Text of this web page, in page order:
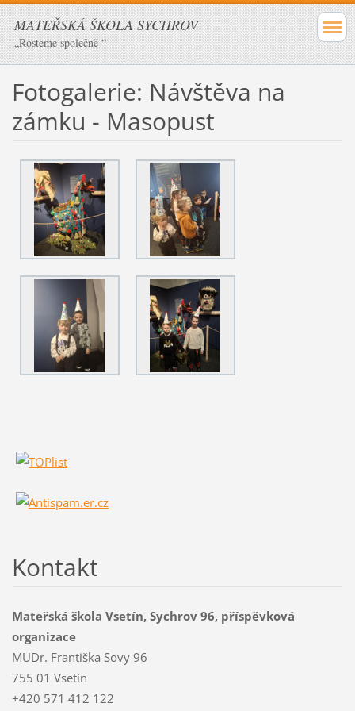
MATEŘSKÁ ŠKOLA SYCHROV
„Rosteme společně “
Fotogalerie: Návštěva na
zámku - Masopust
Kontakt
Mateřská škola Vsetín, Sychrov 96, příspěvková
organizace
MUDr. Františka Sovy 96
755 01 Vsetín
+420 571 412 122